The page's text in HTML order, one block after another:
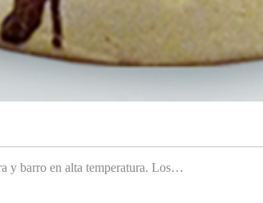
y barro en alta temperatura. Los…